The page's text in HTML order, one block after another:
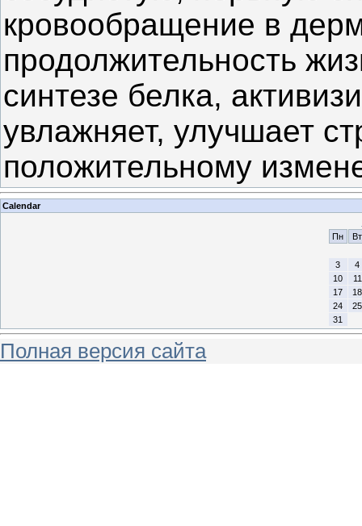
кровообращение в
продолжительность
синтезе белка,
увлажняет, улучшает
положительному
Calendar
Пн
Вт
3
4
10
11
17
18
24
25
31
Полная версия сайта